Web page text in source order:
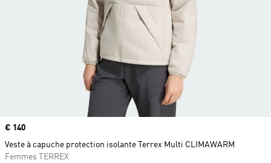
Prix
€ 140
Veste à capuche protection isolante Terrex Multi CLIMAWARM
Femmes TERREX